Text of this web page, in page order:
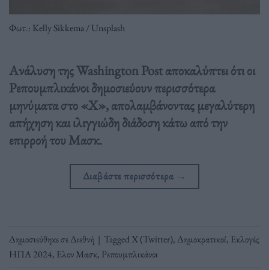
Φωτ.: Kelly Sikkema / Unsplash
Ανάλυση της Washington Post αποκαλύπτει ότι οι
Ρεπουμπλικάνοι δημοσιεύουν περισσότερα
μηνύματα στο «Χ», απολαμβάνοντας μεγαλύτερη
απήχηση και ιλιγγιώδη διάδοση κάτω από την
επιρροή του Μασκ.
Διαβάστε περισσότερα →
Δημοσιεύθηκε σεΔιεθνή | TaggedX (Twitter), Δημοκρατικοί, Εκλογές
ΗΠΑ 2024, Ελον Μασκ, Ρεπουμπλικάνοι